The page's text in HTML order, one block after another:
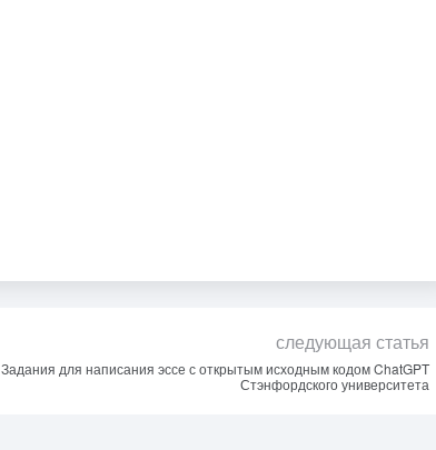
следующая статья
Задания для написания эссе с открытым исходным кодом ChatGPT
Стэнфордского университета